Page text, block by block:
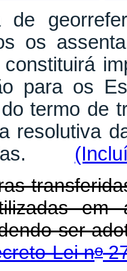
os
para os
termo de
resolutiva
em
ser
Lei no